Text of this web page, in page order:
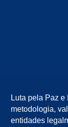
Luta pela Paz
metodologia,
entidades